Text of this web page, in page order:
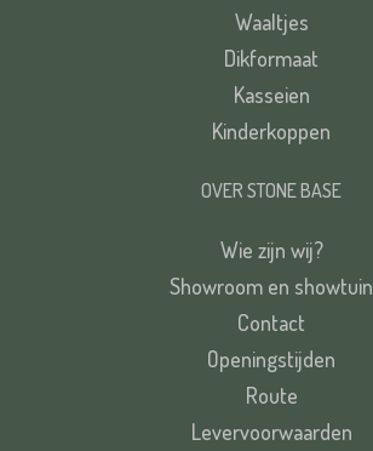
Waaltjes
Dikformaat
Kasseien
Kinderkoppen
OVER STONE BASE
Wie zijn wij?
Showroom en showtuin
Contact
Openingstijden
Route
Levervoorwaarden